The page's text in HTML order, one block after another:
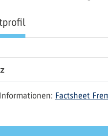
Factsheet